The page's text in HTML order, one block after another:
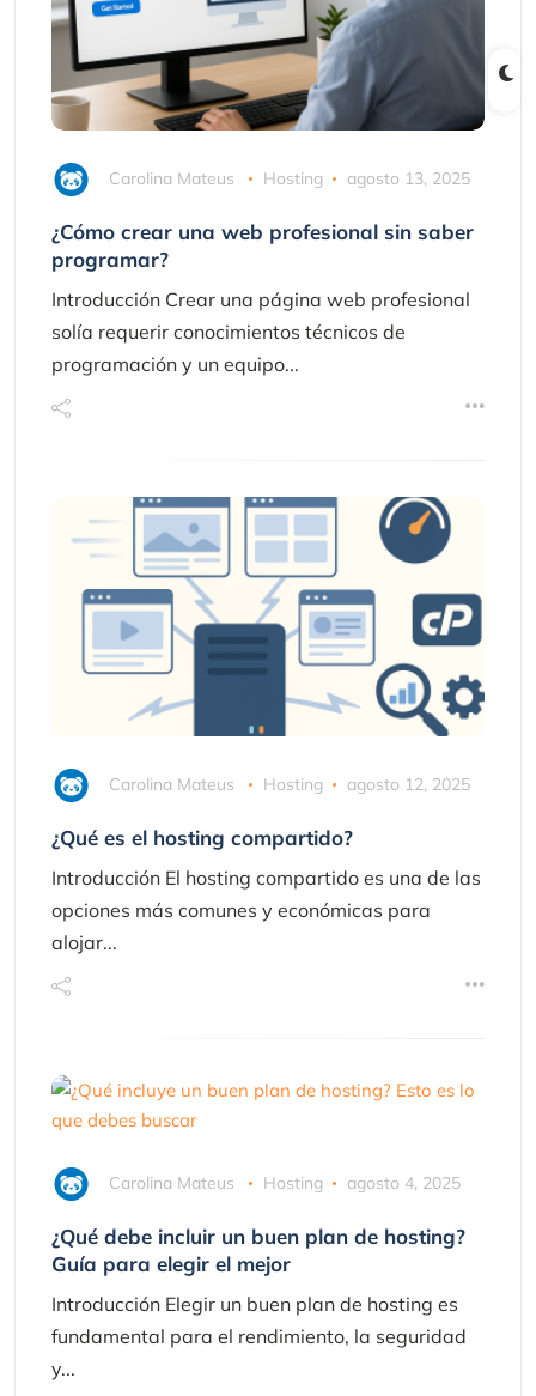
Carolina Mateus Hosting agosto 13, 2025
¿Cómo crear una web profesional sin saber
programar?
Introducción Crear una página web profesional
solía requerir conocimientos técnicos de
programación y un equipo...
Carolina Mateus Hosting agosto 12, 2025
¿Qué es el hosting compartido?
Introducción El hosting compartido es una de las
opciones más comunes y económicas para
alojar...
Carolina Mateus Hosting agosto 4, 2025
¿Qué debe incluir un buen plan de hosting?
Guía para elegir el mejor
Introducción Elegir un buen plan de hosting es
fundamental para el rendimiento, la seguridad
y...